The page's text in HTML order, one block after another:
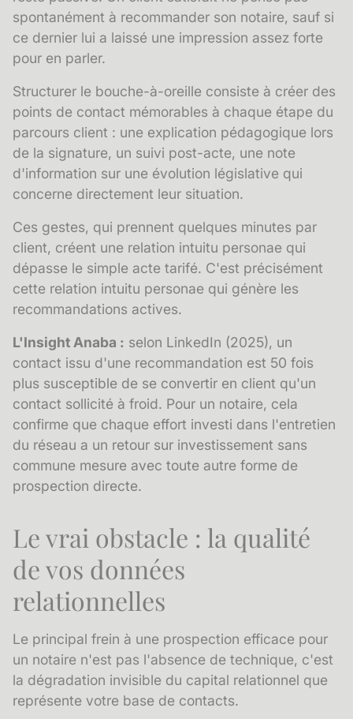
spontanément à recommander son notaire, sauf si
ce dernier lui a laissé une impression assez forte
pour en parler.
Structurer le bouche-à-oreille consiste à créer des
points de contact mémorables à chaque étape du
parcours client : une explication pédagogique lors
de la signature, un suivi post-acte, une note
d'information sur une évolution législative qui
concerne directement leur situation.
Ces gestes, qui prennent quelques minutes par
client, créent une relation intuitu personae qui
dépasse le simple acte tarifé. C'est précisément
cette relation intuitu personae qui génère les
recommandations actives.
L'Insight Anaba : selon LinkedIn (2025), un
contact issu d'une recommandation est 50 fois
plus susceptible de se convertir en client qu'un
contact sollicité à froid. Pour un notaire, cela
confirme que chaque effort investi dans l'entretien
du réseau a un retour sur investissement sans
commune mesure avec toute autre forme de
prospection directe.
Le vrai obstacle : la qualité
de vos données
relationnelles
Le principal frein à une prospection efficace pour
un notaire n'est pas l'absence de technique, c'est
la dégradation invisible du capital relationnel que
représente votre base de contacts.